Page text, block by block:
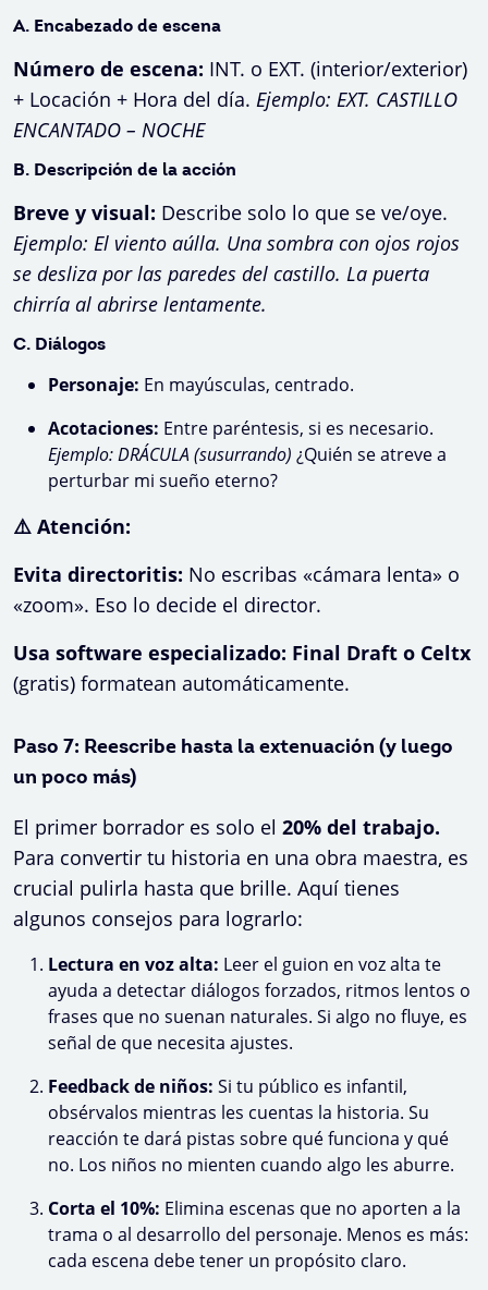
A. Encabezado de escena
Número de escena: INT. o EXT. (interior/exterior)
+ Locación + Hora del día. Ejemplo: EXT. CASTILLO
ENCANTADO – NOCHE
B. Descripción de la acción
Breve y visual: Describe solo lo que se ve/oye.
Ejemplo: El viento aúlla. Una sombra con ojos rojos
se desliza por las paredes del castillo. La puerta
chirría al abrirse lentamente.
C. Diálogos
Personaje: En mayúsculas, centrado.
Acotaciones: Entre paréntesis, si es necesario.
Ejemplo: DRÁCULA (susurrando) ¿Quién se atreve a
perturbar mi sueño eterno?
⚠️ Atención:
Evita directoritis: No escribas «cámara lenta» o
«zoom». Eso lo decide el director.
Usa software especializado: Final Draft o Celtx
(gratis) formatean automáticamente.
Paso 7: Reescribe hasta la extenuación (y luego
un poco más)
El primer borrador es solo el 20% del trabajo.
Para convertir tu historia en una obra maestra, es
crucial pulirla hasta que brille. Aquí tienes
algunos consejos para lograrlo:
Lectura en voz alta: Leer el guion en voz alta te
ayuda a detectar diálogos forzados, ritmos lentos o
frases que no suenan naturales. Si algo no fluye, es
señal de que necesita ajustes.
Feedback de niños: Si tu público es infantil,
obsérvalos mientras les cuentas la historia. Su
reacción te dará pistas sobre qué funciona y qué
no. Los niños no mienten cuando algo les aburre.
Corta el 10%: Elimina escenas que no aporten a la
trama o al desarrollo del personaje. Menos es más:
cada escena debe tener un propósito claro.